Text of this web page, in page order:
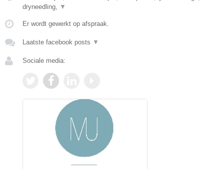
dryneedling, ▼
Er wordt gewerkt op afspraak.
Laatste facebook posts ▼
Sociale media: